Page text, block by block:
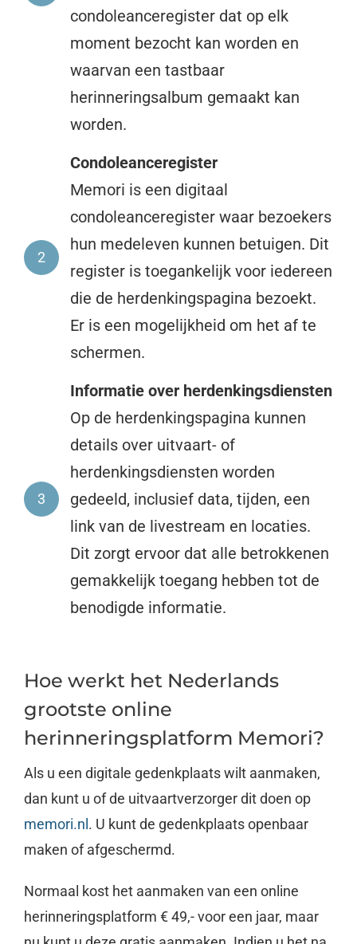
condoleanceregister dat op elk
moment bezocht kan worden en
waarvan een tastbaar
herinneringsalbum gemaakt kan
worden.
2
Condoleanceregister
Memori is een digitaal
condoleanceregister waar bezoekers
hun medeleven kunnen betuigen. Dit
register is toegankelijk voor iedereen
die de herdenkingspagina bezoekt.
Er is een mogelijkheid om het af te
schermen.
3
Informatie over herdenkingsdiensten
Op de herdenkingspagina kunnen
details over uitvaart- of
herdenkingsdiensten worden
gedeeld, inclusief data, tijden, een
link van de livestream en locaties.
Dit zorgt ervoor dat alle betrokkenen
gemakkelijk toegang hebben tot de
benodigde informatie.
Hoe werkt het Nederlands
grootste online
herinneringsplatform Memori?
Als u een digitale gedenkplaats wilt aanmaken,
dan kunt u of de uitvaartverzorger dit doen op
memori.nl . U kunt de gedenkplaats openbaar
maken of afgeschermd.
Normaal kost het aanmaken van een online
herinneringsplatform € 49,- voor een jaar, maar